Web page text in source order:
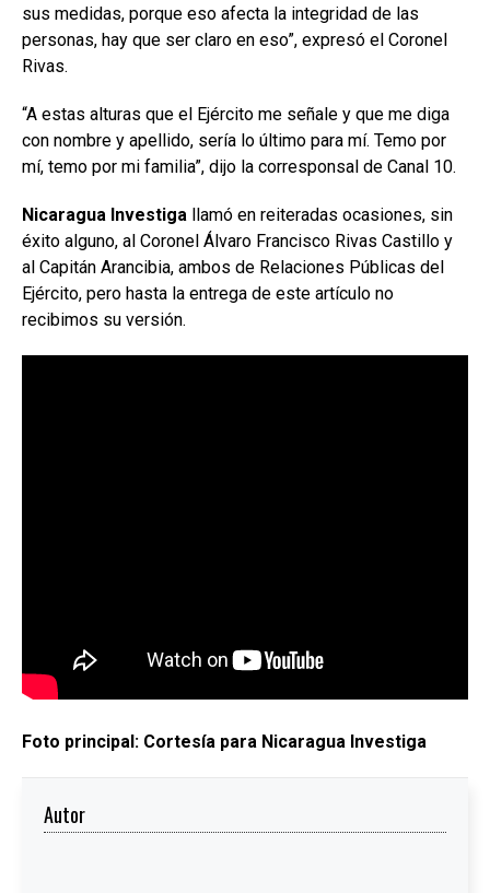
sus medidas, porque eso afecta la integridad de las
personas, hay que ser claro en eso”, expresó el Coronel
Rivas.
“A estas alturas que el Ejército me señale y que me diga
con nombre y apellido, sería lo último para mí. Temo por
mí, temo por mi familia”, dijo la corresponsal de Canal 10.
Nicaragua Investiga llamó en reiteradas ocasiones, sin
éxito alguno, al Coronel Álvaro Francisco Rivas Castillo y
al Capitán Arancibia, ambos de Relaciones Públicas del
Ejército, pero hasta la entrega de este artículo no
recibimos su versión.
Foto principal: Cortesía para Nicaragua Investiga
Autor